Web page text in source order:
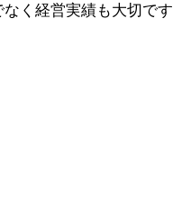
く経営実績も大切です